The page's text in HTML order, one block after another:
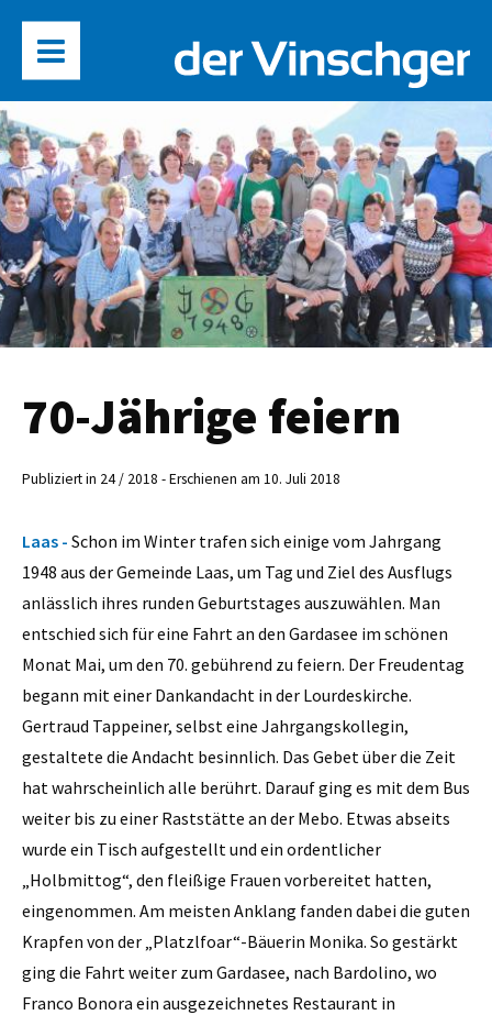
70-Jährige feiern
Publiziert in 24 / 2018 - Erschienen am 10. Juli 2018
Laas - Schon im Winter trafen sich einige vom Jahrgang
1948 aus der Gemeinde Laas, um Tag und Ziel des Ausflugs
anlässlich ihres runden Geburtstages auszuwählen. Man
entschied sich für eine Fahrt an den Gardasee im schönen
Monat Mai, um den 70. gebührend zu feiern. Der Freudentag
begann mit einer Dankandacht in der Lourdeskirche.
Gertraud Tappeiner, selbst eine Jahrgangskollegin,
gestaltete die Andacht besinnlich. Das Gebet über die Zeit
hat wahrscheinlich alle berührt. Darauf ging es mit dem Bus
weiter bis zu einer Raststätte an der Mebo. Etwas abseits
wurde ein Tisch aufgestellt und ein ordentlicher
„Holbmittog“, den fleißige Frauen vorbereitet hatten,
eingenommen. Am meisten Anklang fanden dabei die guten
Krapfen von der „Platzlfoar“-Bäuerin Monika. So gestärkt
ging die Fahrt weiter zum Gardasee, nach Bardolino, wo
Franco Bonora ein ausgezeichnetes Restaurant in